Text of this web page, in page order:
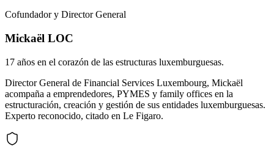
Cofundador y Director General
Mickaël LOC
17 años en el corazón de las estructuras luxemburguesas.
Director General de Financial Services Luxembourg, Mickaël
acompaña a emprendedores, PYMES y family offices en la
estructuración, creación y gestión de sus entidades luxemburguesas.
Experto reconocido, citado en Le Figaro.